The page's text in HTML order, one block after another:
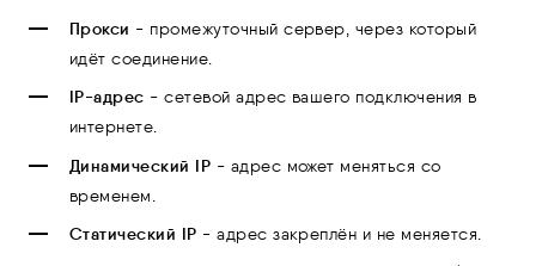
Прокси - промежуточный сервер, через который
идёт соединение.
IP-адрес - сетевой адрес вашего подключения в
интернете.
Динамический IP - адрес может меняться со
временем.
Статический IP - адрес закреплён и не меняется.